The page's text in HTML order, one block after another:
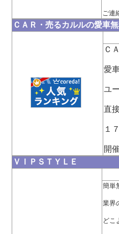
ご連
ＣＡＲ・売るカルルの愛車
Ｃ
愛
ユ
直
１
開
ＶＩＰＳＴＹＬＥ
簡単
業界
どこ